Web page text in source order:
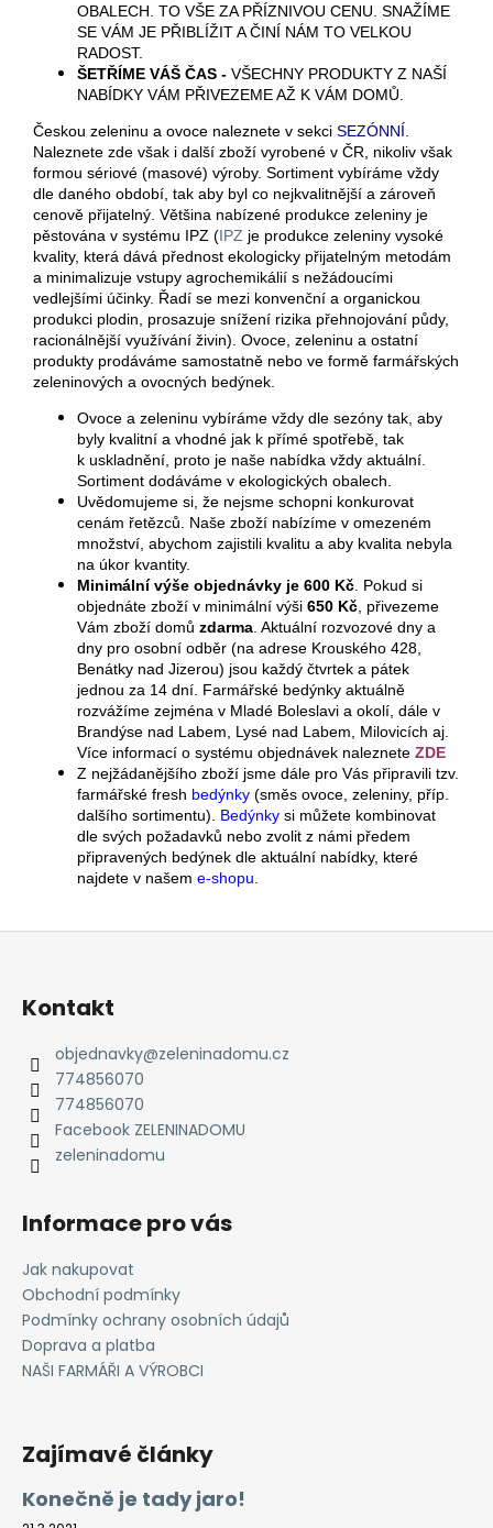
OBALECH. TO VŠE ZA PŘÍZNIVOU CENU. SNAŽÍME
SE VÁM JE PŘIBLÍŽIT A ČINÍ NÁM TO VELKOU
RADOST.
ŠETŘÍME VÁŠ ČAS - VŠECHNY PRODUKTY Z NAŠÍ
NABÍDKY VÁM PŘIVEZEME AŽ K VÁM DOMŮ.
Českou zeleninu a ovoce naleznete v sekci SEZÓNNÍ
Naleznete zde však i další zboží vyrobené v ČR, nikoliv však
formou sériové (masové) výroby. Sortiment vybíráme vždy
dle daného období, tak aby byl co nejkvalitnější a zároveň
cenově přijatelný. Většina nabízené produkce zeleniny je
pěstována v systému IPZ (IPZ je produkce zeleniny vysoké
kvality, která dává přednost ekologicky přijatelným metodám
a minimalizuje vstupy agrochemikálií s nežádoucími
vedlejšími účinky. Řadí se mezi konvenční a organickou
produkci plodin, prosazuje snížení rizika přehnojování půdy,
racionálnější využívání živin). Ovoce, zeleninu a ostatní
produkty prodáváme samostatně nebo ve formě farmářských
zeleninových a ovocných bedýnek.
Ovoce a zeleninu vybíráme vždy dle sezóny tak, aby
byly kvalitní a vhodné jak k přímé spotřebě, tak
k uskladnění, proto je naše nabídka vždy aktuální.
Sortiment dodáváme v ekologických obalech.
Uvědomujeme si, že nejsme schopni konkurovat
cenám řetězců. Naše zboží nabízíme v omezeném
množství, abychom zajistili kvalitu a aby kvalita nebyla
na úkor kvantity.
Minimální výše objednávky je 600 Kč . Pokud si
objednáte zboží v minimální výši 650 Kč , přivezeme
Vám zboží domů zdarma . Aktuální rozvozové dny a
dny pro osobní odběr (na adrese Krouského 428,
Benátky nad Jizerou) jsou každý čtvrtek a pátek
jednou za 14 dní. Farmářské bedýnky aktuálně
rozvážíme zejména v Mladé Boleslavi a okolí, dále v
Brandýse nad Labem, Lysé nad Labem, Milovicích aj.
Více informací o systému objednávek naleznete ZDE
Z nejžádanějšího zboží jsme dále pro Vás připravili tzv.
farmářské fresh bedýnky (směs ovoce, zeleniny, příp.
dalšího sortimentu). Bedýnky si můžete kombinovat
dle svých požadavků nebo zvolit z námi předem
připravených bedýnek dle aktuální nabídky, které
najdete v našem e-shopu
Z
Kontakt
objednavky@zeleninadomu.cz
774856070
774856070
Facebook ZELENINADOMU
zeleninadomu
Informace pro vás
Jak nakupovat
Obchodní podmínky
Podmínky ochrany osobních údajů
Doprava a platba
NAŠI FARMÁŘI A VÝROBCI
Zajímavé články
Konečně je tady jaro!